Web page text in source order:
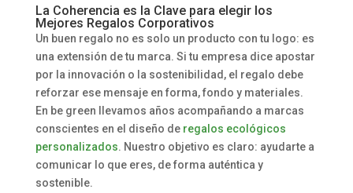
La Coherencia es la Clave para elegir los
Mejores Regalos Corporativos
Un buen regalo no es solo un producto con tu logo: es
una extensión de tu marca. Si tu empresa dice apostar
por la innovación o la sostenibilidad, el regalo debe
reforzar ese mensaje en forma, fondo y materiales.
En be green llevamos años acompañando a marcas
conscientes en el diseño de regalos ecológicos
personalizados. Nuestro objetivo es claro: ayudarte a
comunicar lo que eres, de forma auténtica y
sostenible.